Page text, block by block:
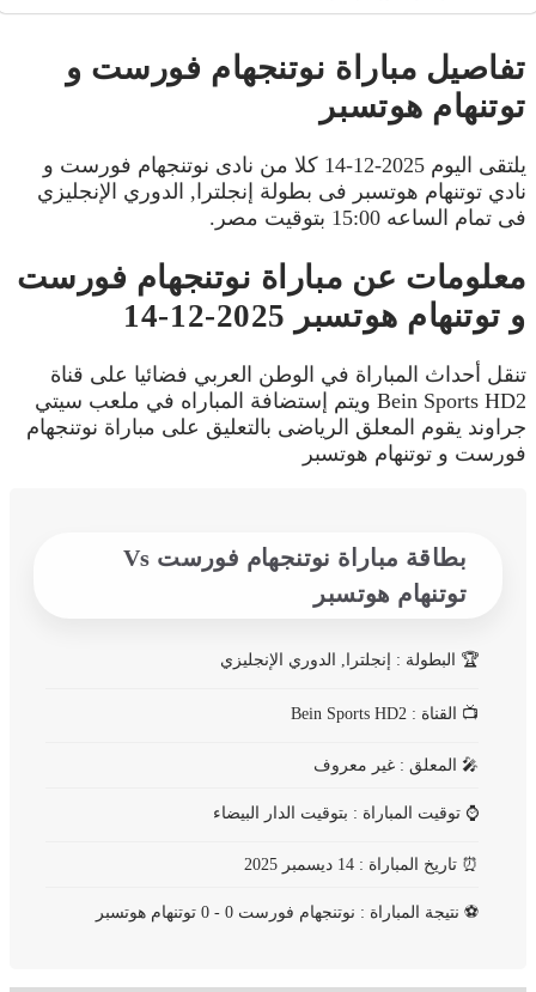
تفاصيل مباراة نوتنجهام فورست و
توتنهام هوتسبر
يلتقى اليوم 2025-12-14 كلا من نادى نوتنجهام فورست و
نادي توتنهام هوتسبر فى بطولة إنجلترا, الدوري الإنجليزي
فى تمام الساعه 15:00 بتوقيت مصر.
معلومات عن مباراة نوتنجهام فورست
و توتنهام هوتسبر 2025-12-14
تنقل أحداث المباراة في الوطن العربي فضائيا على قناة
Bein Sports HD2 ويتم إستضافة المباراه في ملعب سيتي
جراوند يقوم المعلق الرياضى بالتعليق على مباراة نوتنجهام
فورست و توتنهام هوتسبر
بطاقة مباراة نوتنجهام فورست Vs
توتنهام هوتسبر
🏆البطولة : إنجلترا, الدوري الإنجليزي
📺القناة : Bein Sports HD2
🎤المعلق : غير معروف
⌚توقيت المباراة : بتوقيت الدار البيضاء
⏰تاريخ المباراة : 14 ديسمبر 2025
⚽نتيجة المباراة : نوتنجهام فورست 0 - 0 توتنهام هوتسبر